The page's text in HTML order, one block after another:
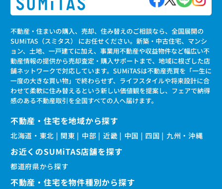
不動産・住まいの購入、売却、住み替えのご相談なら、全国展開の
SUMiTAS（スミタス） にお任せください。新築・中古住宅、マンシ
ョン、土地、一戸建てに加え、事業用不動産や収益物件など幅広い不
動産情報の提供から売却査定・購入サポートまで、地域に根ざした店
舗ネットワークで対応しています。SUMiTASは不動産売買を「一生に
一度の大きな買い物」で終わらせず、ライフスタイルや将来設計に合
わせて柔軟に住み替えるという新しい価値観を提案し、フェアで納得
感のある不動産取引を全国すべての人へ届けます。
不動産・住宅を地域から探す
北海道・東北 関東 中部 近畿 中国 四国 九州・沖縄
お近くのSUMiTAS店舗を探す
都道府県から探す
不動産・住宅を物件種別から探す